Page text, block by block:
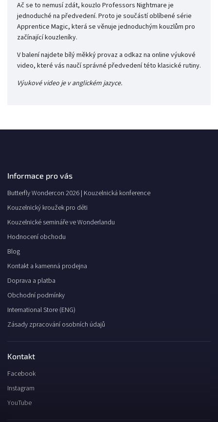
Ač se to nemusí zdát, kouzlo Professors Nightmare je
jednoduché na předvedení. Proto je součástí oblíbené série
Apprentice Magic, která se věnuje jednoduchým kouzlům pro
začínající kouzleníky.
V balení najdete bílý měkký provaz a odkaz na online výukové
video, které vás naučí správné předvedení této klasické rutiny.
Výukové video je v anglickém jazyce.
Informace pro vás
Butterfly Wondercon 2026 | Kouzelnická konference
Kouzelnický kroužek pro děti
Kouzelnické semináře ve Wonderlandu
Hodnocení obchodu
Blog
Kontakt a kamenná prodejna
Doprava a platba
Obchodní podmínky
International Store (ENG)
Zásady zpracování osobních údajů
Kontakt
Facebook
Instagram
YouTube